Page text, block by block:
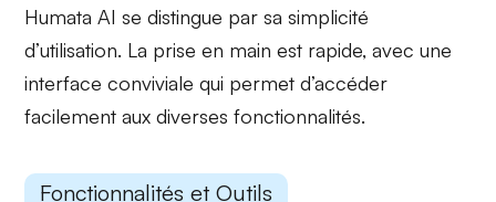
Humata AI se distingue par sasimplicité
d’utilisation. La prise en main est rapide, avec une
interface conviviale qui permet d’accéder
facilement aux diverses fonctionnalités.
Fonctionnalités et Outils